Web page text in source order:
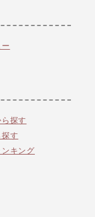
探す
す
キング